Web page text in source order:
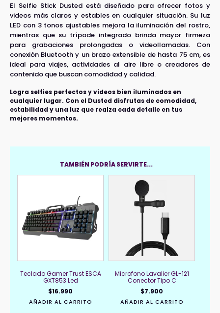
El Selfie Stick Dusted está diseñado para ofrecer fotos y
videos más claros y estables en cualquier situación. Su luz
LED con 3 tonos ajustables mejora la iluminación del rostro,
mientras que su trípode integrado brinda mayor firmeza
para grabaciones prolongadas o videollamadas. Con
conexión Bluetooth y un brazo extensible de hasta 75 cm, es
ideal para viajes, actividades al aire libre o creadores de
contenido que buscan comodidad y calidad.
Logra selfies perfectos y videos bien iluminados en
cualquier lugar. Con el Dusted disfrutas de comodidad,
estabilidad y una luz que realza cada detalle en tus
mejores momentos.
TAMBIÉN PODRÍA SERVIRTE...
Teclado Gamer Trust ESCA
GXT853 Led
$16.990
AÑADIR AL CARRITO
Microfono Lavalier GL-121
Conector Tipo C
$7.900
AÑADIR AL CARRITO